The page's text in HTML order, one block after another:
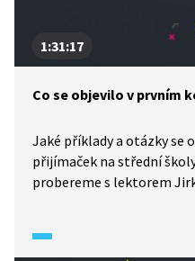
1:31:17
Co se objevilo v prvním
Jaké příklady a otázky se
přijímaček na střední
probereme s lektorem